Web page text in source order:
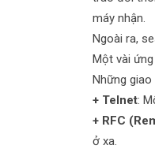
máy nhận.
Ngoài ra,
Một vài
Những
+ Telnet:
+ RFC
ở xa.